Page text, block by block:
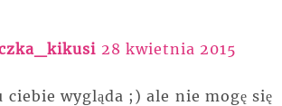
28 kwietnia 2015
ciebie wygląda ;) ale nie mogę się